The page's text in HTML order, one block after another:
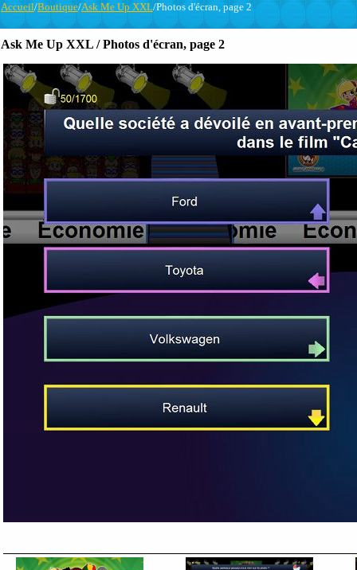
Accueil/Boutique/Ask Me Up XXL/Photos d'écran, page 2
Ask Me Up XXL / Photos d'écran, page 2